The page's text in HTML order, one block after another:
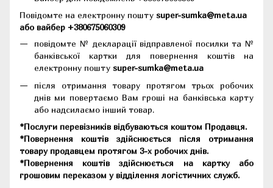
Повідомте на електронну пошту super-sumka@meta.ua
або вайбер +380675060309
повідомте № декларації відправленої посилки та №
банківської картки для повернення коштів на
електронну пошту super-sumka@meta.ua
після отримання товару протягом трьох робочих
днів ми повертаємо Вам гроші на банківська карту
або надсилаємо інший товар.
*Послуги перевізників відбуваються коштом Продавця.
*Повернення коштів здійснюється після отримання
товару продавцем протягом 3-х робочих днів.
*Повернення коштів здійснюється на картку або
грошовим переказом у відділення логістичних служб.